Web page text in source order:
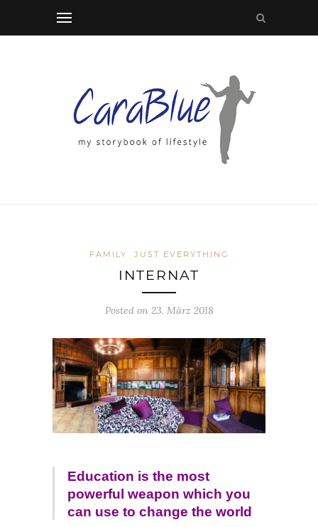
FAMILY JUST EVERYTHING
INTERNAT
Posted on 23. März 2018
Education is the most
powerful weapon which you
can use to change the world